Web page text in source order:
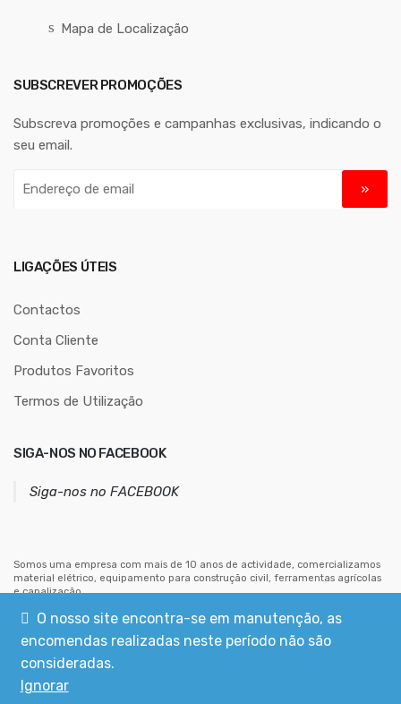
Mapa de Localização
SUBSCREVER PROMOÇÕES
Subscreva promoções e campanhas exclusivas, indicando o
seu email.
r
ç
e
e
i
LIGAÇÕES ÚTEIS
Contactos
Conta Cliente
Produtos Favoritos
Termos de Utilização
SIGA-NOS NO FACEBOOK
Siga-nos no FACEBOOK
Somos uma empresa com mais de 10 anos de actividade, comercializamos
material elétrico, equipamento para construção civil, ferramentas agrícolas
e canalização.
O nosso site encontra-se em manutenção, as
encomendas realizadas neste período não são
consideradas.
Ignorar